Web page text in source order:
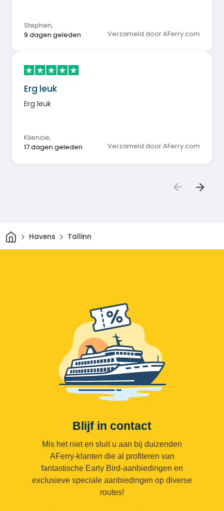
Stephen,
9 dagen geleden
Verzameld door AFerry.com
Erg leuk
Erg leuk
Kliencie,
17 dagen geleden
Verzameld door AFerry.com
ThuisHavens Tallinn
Blijf in contact
Mis het niet en sluit u aan bij duizenden
AFerry-klanten die al profiteren van
fantastische Early Bird-aanbiedingen en
exclusieve speciale aanbiedingen op diverse
routes!